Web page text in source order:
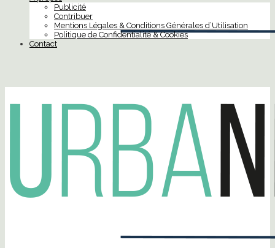
Publicité
Contribuer
Mentions Légales & Conditions Générales d’Utilisation
Politique de Confidentialité & Cookies
Contact